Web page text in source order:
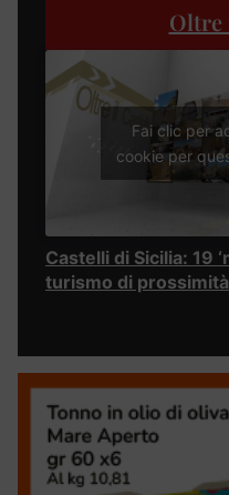
Oltre
Fai clic per
cookie per
Castelli di Sicilia: 19
turismo di prossimità